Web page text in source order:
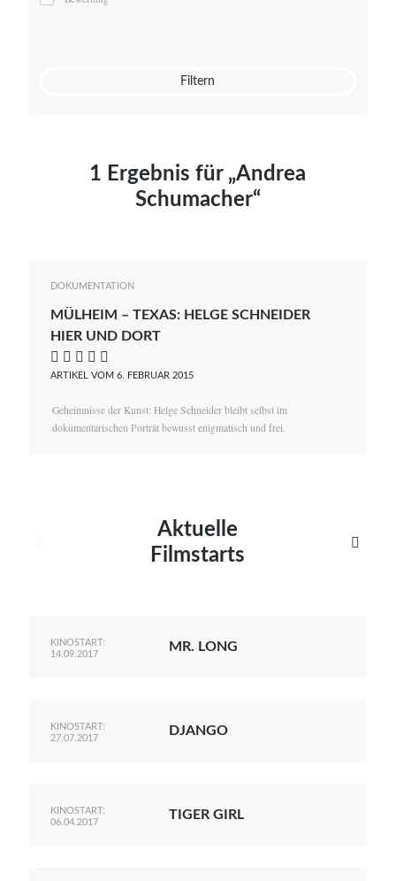
Mato von Vogelstein
Filtern
1 Ergebnis für „Andrea
Schumacher“
DOKUMENTATION
MÜLHEIM – TEXAS: HELGE SCHNEIDER
HIER UND DORT
    
ARTIKEL VOM 6. FEBRUAR 2015
Geheimnisse der Kunst: Helge Schneider bleibt selbst im
dokumentarischen Porträt bewusst enigmatisch und frei.
Aktuelle
Filmstarts

KINOSTART:
14.09.2017
MR. LONG
KINOSTART:
27.07.2017
DJANGO
KINOSTART:
06.04.2017
TIGER GIRL